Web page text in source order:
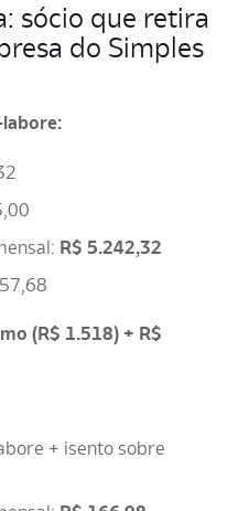
sócio que retira
do Simples
R$ 5.242,32
(R$ 1.518) + R$
+ isento sobre